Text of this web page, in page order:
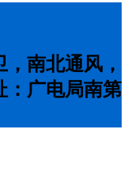
南北通风，
：广电局南第